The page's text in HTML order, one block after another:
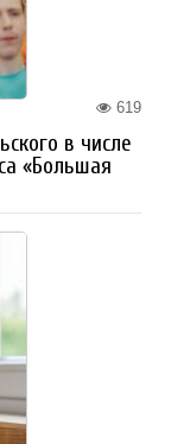
619
в числе
«Большая